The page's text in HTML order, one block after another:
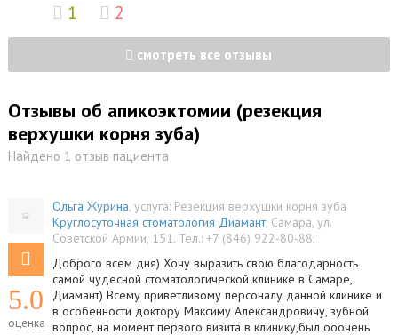
1 2
смотреть все отзывы
Отзывы об апикоэктомии (резекция
верхушки корня зуба)
Найдено 1 отзыв пациента
5.0
оценка
Ольга Журина, услуга: Резекция верхушки корня зуба
Круглосуточная стоматология Диамант, Самара, ул.
Советской Армии, 151. Тел.: +7 (846) 922-80-88.
Доброго всем дня) Хочу выразить свою благодарность
самой чудесной стоматологической клинике в Самаре,
Диамант) Всему приветливому персоналу данной клинике и
в особенности доктору Максиму Александровичу, зубной
вопрос, на момент первого визита в клинику,был ооочень